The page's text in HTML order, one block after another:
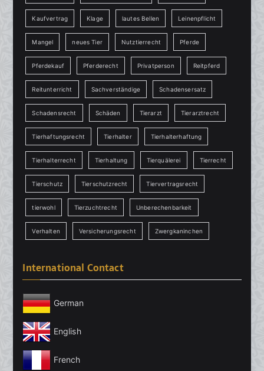
Kaufvertrag Klage lautes Bellen Leinenpflicht
Mangel neues Tier Nutztierrecht Pferde
Pferdekauf Pferderecht Privatperson Reitpferd
Reitunterricht Sachverständige Schadensersatz
Schadensrecht Schäden Tierarzt Tierarztrecht
Tierhaftungsrecht Tierhalter Tierhalterhaftung
Tierhalterrecht Tierhaltung Tierquälerei Tierrecht
Tierschutz Tierschutzrecht Tiervertragsrecht
tierwohl Tierzuchtrecht Unberechenbarkeit
Verhalten Versicherungsrecht Zwergkaninchen
International Contact
German
English
French